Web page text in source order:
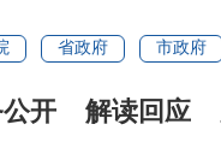
省政府 市政府
开 解读回应